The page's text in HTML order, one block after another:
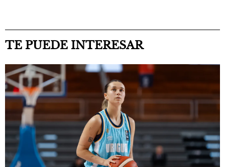
TE PUEDE INTERESAR